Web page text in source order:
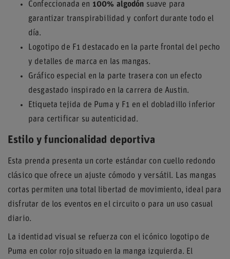
Confeccionada en 100% algodón suave para
garantizar transpirabilidad y confort durante todo el
día.
Logotipo de F1 destacado en la parte frontal del pecho
y detalles de marca en las mangas.
Gráfico especial en la parte trasera con un efecto
desgastado inspirado en la carrera de Austin.
Etiqueta tejida de Puma y F1 en el dobladillo inferior
para certificar su autenticidad.
Estilo y funcionalidad deportiva
Esta prenda presenta un corte estándar con cuello redondo
clásico que ofrece un ajuste cómodo y versátil. Las mangas
cortas permiten una total libertad de movimiento, ideal para
disfrutar de los eventos en el circuito o para un uso casual
diario.
La identidad visual se refuerza con el icónico logotipo de
Puma en color rojo situado en la manga izquierda. El